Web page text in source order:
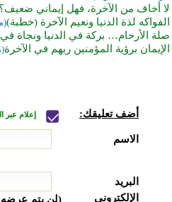
لا أخاف من الآخرة، فهل إيماني ضعيف؟
الفواكه لذة الدنيا ونعيم الآخرة (خطبة)
صلة الأرحام… بركة في الدنيا ونجاة في
الإيمان برؤية المؤمنين ربهم في الآخرة
أضف تعليقك: إعلام عبر
الاسم
البريد
الإلكتروني
(لن يتم عرضه